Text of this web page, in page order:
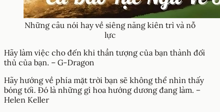
Những câu nói hay về siêng năng kiên trì và nỗ
lực
Hãy làm việc cho đến khi thần tượng của bạn thành đối
thủ của bạn. – G-Dragon
Hãy hướng về phía mặt trời bạn sẽ không thể nhìn thấy
bóng tối. Đó là những gì hoa hướng dương đang làm. –
Helen Keller